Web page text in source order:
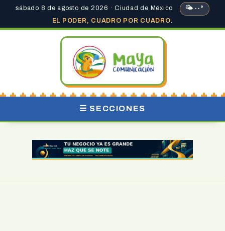
sábado 8 de agosto de 2026 · Ciudad de México
🌤 --°
EL PODER, CUADRO POR CUADRO.
☰ SECCIONES